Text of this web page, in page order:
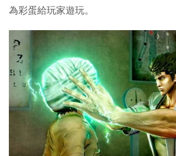
為彩蛋給玩家遊玩。